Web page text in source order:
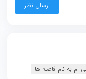
به نام فاصله ها